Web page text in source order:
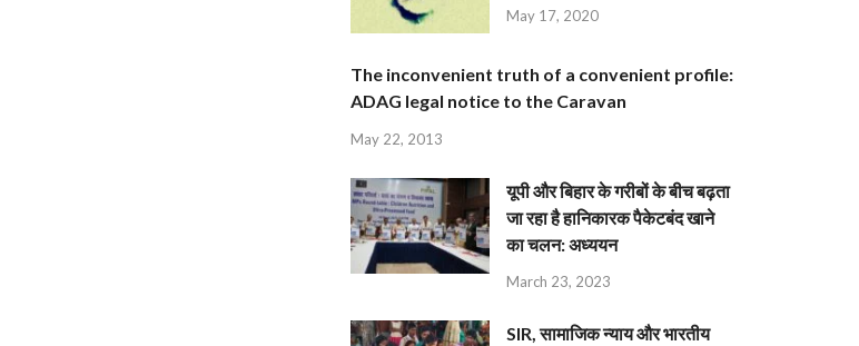
May 17, 2020
The inconvenient truth of a convenient profile:
ADAG legal notice to the Caravan
May 22, 2013
यूपी और बिहार के गरीबों के बीच बढ़ता
जा रहा है हानिकारक पैकेटबंद खाने
का चलन: अध्ययन
March 23, 2023
SIR, सामाजिक न्याय और भारतीय